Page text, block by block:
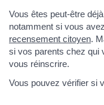
Vous êtes peut-être
notamment si vous
recensement citoyen.
si vos parents chez qui
vous réinscrire.
Vous pouvez vérifier si